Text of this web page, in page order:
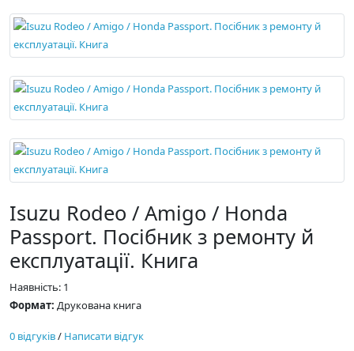
Isuzu Rodeo / Amigo / Honda
Passport. Посібник з ремонту й
експлуатації. Книга
Наявність: 1
Формат: Друкована книга
0 відгуків/ Написати відгук